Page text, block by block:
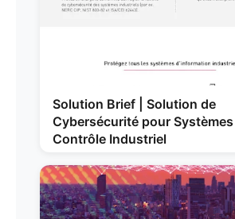
Solution Brief | Solution de
Cybersécurité pour
Contrôle Industriel